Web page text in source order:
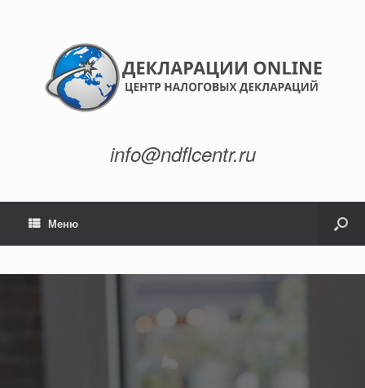
info@ndflcentr.ru
Меню